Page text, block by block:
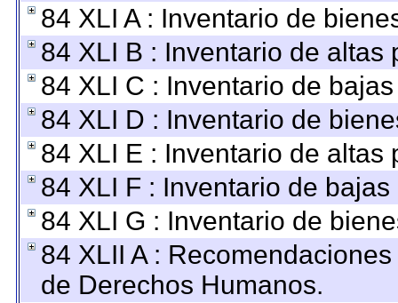
84 XLI A : Inventario de
84 XLI B : Inventario de
84 XLI C : Inventario de
84 XLI D : Inventario de
84 XLI E : Inventario de
84 XLI F : Inventario de
84 XLI G : Inventario de
84 XLII A :
de Derechos Humanos.